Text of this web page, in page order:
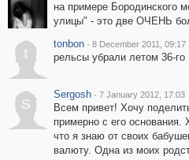
на примере Бородинского
улицы" - это две ОЧЕНЬ
t
tonbon · 8 December 2011, 09:17
рельсы убрали летом 36-го
S
Sergosh · 7 January 2012, 17:03
Всем привет! Хочу
примерно с его
что я знаю от своих
валюту. Одна из моих